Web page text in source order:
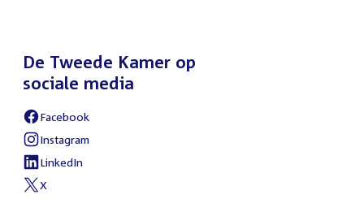
De Tweede Kamer op
sociale media
External
link:
Facebook
External
link:
Instagram
External
link:
LinkedIn
External
X